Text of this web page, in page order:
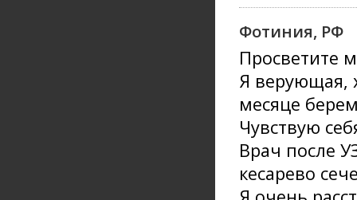
Фотиния, РФ
Просветите
Я верующая,
месяце
Чувствую
Врач после
кесарево